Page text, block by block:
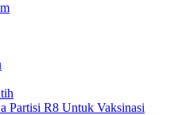
Partisi R8 Untuk Vaksinasi